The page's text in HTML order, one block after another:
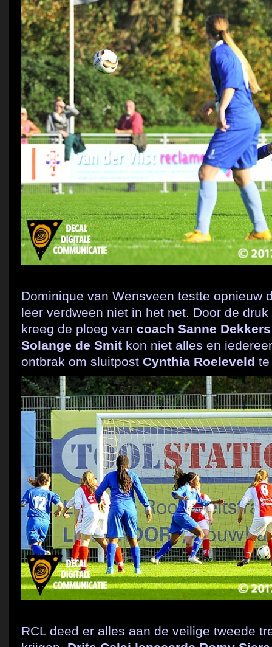
Dominique van Wensveen testte opnieuw
leer verdween niet in het net. Door de
kreeg de ploeg van coach Sanne Dekkers
Solange de Smit kon niet alles en
ontbrak om sluitpost Cynthia Roeleveld
RCL deed er alles aan de veilige tweede